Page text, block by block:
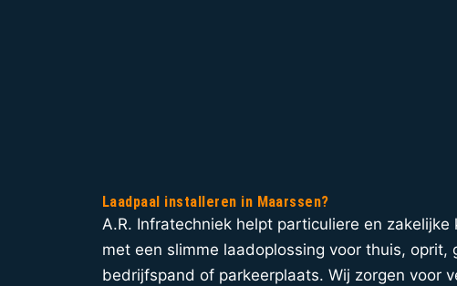
Laadpaal installeren in Maarssen?
A.R. Infratechniek helpt particuliere en zakelijke
met een slimme laadoplossing voor thuis, oprit,
bedrijfspand of parkeerplaats. Wij zorgen voor